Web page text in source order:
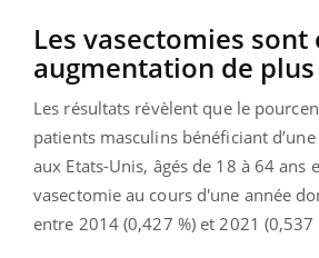
Les vasectomies sont
augmentation de plus
Les résultats révèlent que le
patients masculins bénéficiant
aux Etats-Unis, âgés de 18 à 64 ans
vasectomie au cours d'une année
entre 2014 (0,427 %) et 2021 (0,537